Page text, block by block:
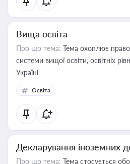
Вища освіта
Про що тема: Тема охоплює
системи вищої освіти, освітніх
Україні
Освіта
Декларування іноземних
Про що тема: Тема стосується